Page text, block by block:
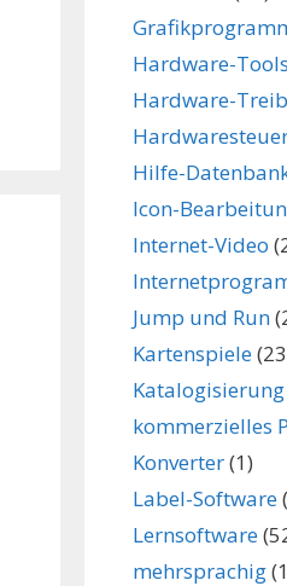
Hardware-Tools
Hardware-
Hilfe-
Icon-
Internet-Video
Jump und Run
Kartenspiele
Katalogisierung
kommerzielles
Konverter(1)
Label-Software
Lernsoftware
mehrsprachig